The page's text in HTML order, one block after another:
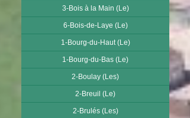
3-Bois à la Main (Le)
6-Bois-de-Laye (Le)
1-Bourg-du-Haut (Le)
1-Bourg-du-Bas (Le)
2-Boulay (Les)
2-Breuil (Le)
2-Brulés (Les)